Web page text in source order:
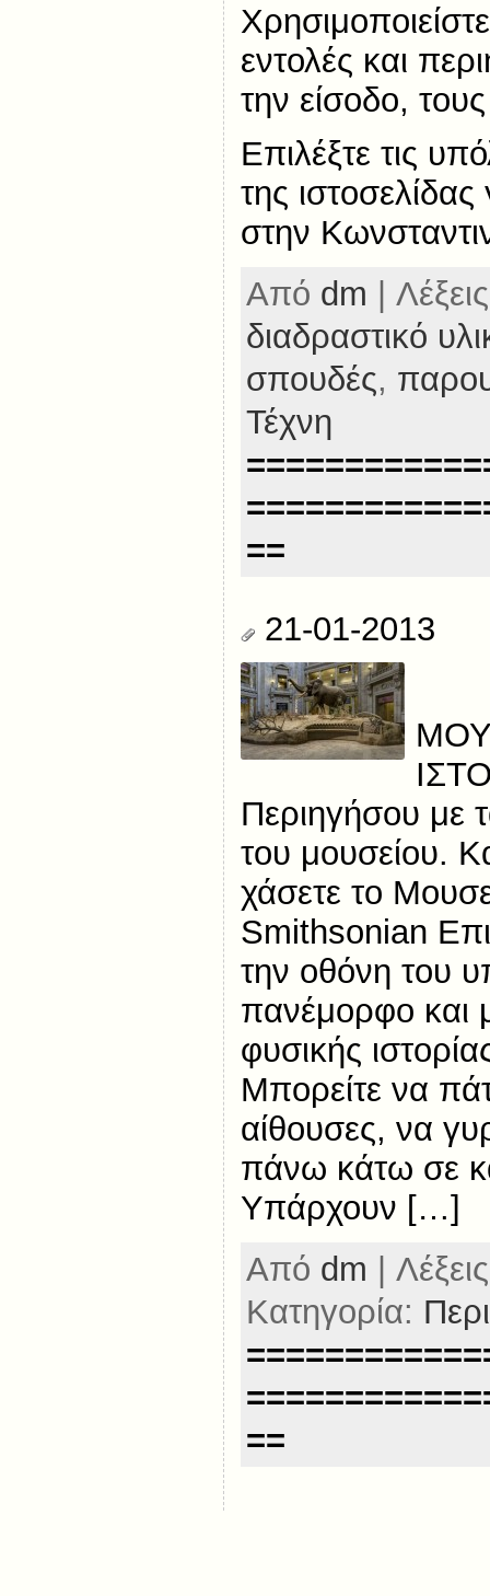
εντολές και
την είσοδο,
Επιλέξτε τις
της ιστοσελίδας
στην
Από dm |
διαδραστικό
σπουδές,
Τέχνη
==
21-01-2013
Περιηγήσου με
του μουσείου.
χάσετε το
Smithsonian
την οθόνη του
πανέμορφο και
φυσικής
Μπορείτε να
αίθουσες, να
πάνω κάτω σε
Υπάρχουν […]
Από dm |
Κατηγορία:
==